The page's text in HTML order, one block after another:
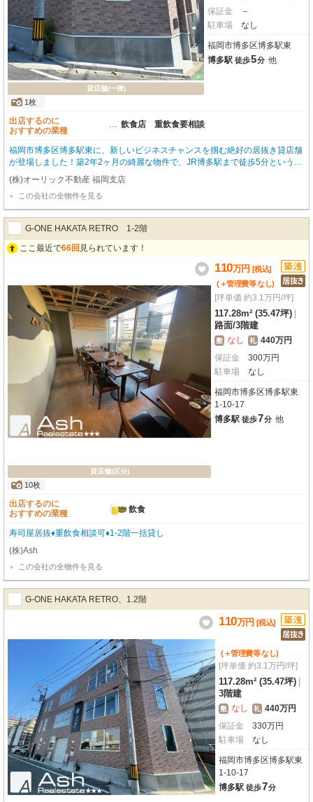
貸店舗(一棟)
1枚
保証金
－
駐車場
なし
福岡市博多区博多駅東
博多駅 徒歩5分 他
出店するのに
おすすめの業種
… 飲食店 重飲食要相談
福岡市博多区博多駅東に、新しいビジネスチャンスを掴む絶好の居抜き貸店舗
が登場しました！築2年2ヶ月の綺麗な物件で、JR博多駅まで徒歩5分というア
クセス抜群の立地が魅力です。複数路線が利用でき、お客様にとっても従業員
様にとっても大変便利な場所ですね。周辺にはコンビニや飲食店、ドラッグス
トアなどが徒歩1分圏内に揃い、ビジネスを強力にサポートしてくれるでしょ
う。広々とした175.93㎡の空間には、バーや寿司屋の設備がそのまま残ってお
り、初期費用を抑えてすぐに開業したい飲食店オーナー様にぴったりです。
(株)オーリック不動産 福岡支店
この会社の全物件を見る
G-ONE HAKATA RETRO 1‐2階
ここ最近で66回 見られています！
貸店舗(区分)
10枚
110万円 [税込]
(＋管理費等なし)
[坪単価 約3.1万円/坪]
117.28m² (35.47坪)
路面/3階建
敷 なし 礼 440万円
保証金
300万円
駐車場
なし
福岡市博多区博多駅東
1-10-17
博多駅 徒歩7分 他
出店するのに
おすすめの業種
飲食
寿司屋居抜♦重飲食相談可♦1-2階一括貸し
(株)Ash
この会社の全物件を見る
G-ONE HAKATA RETRO、1.2階
110万円 [税込]
(＋管理費等なし)
[坪単価 約3.1万円/坪]
117.28m² (35.47坪)
3階建
敷 なし 礼 440万円
保証金
330万円
駐車場
なし
福岡市博多区博多駅東
1-10-17
博多駅 徒歩7分